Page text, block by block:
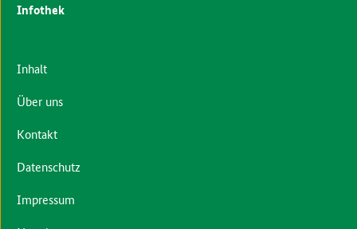
Infothek
Inhalt
Über uns
Kontakt
Datenschutz
Impressum